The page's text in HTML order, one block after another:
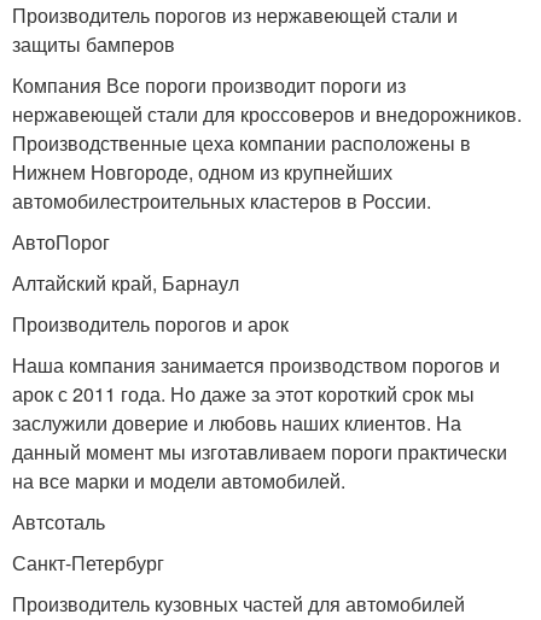
Производитель порогов из нержавеющей стали и
защиты бамперов
Компания Все пороги производит пороги из
нержавеющей стали для кроссоверов и внедорожников.
Производственные цеха компании расположены в
Нижнем Новгороде, одном из крупнейших
автомобилестроительных кластеров в России.
АвтоПорог
Алтайский край, Барнаул
Производитель порогов и арок
Наша компания занимается производством порогов и
арок с 2011 года. Но даже за этот короткий срок мы
заслужили доверие и любовь наших клиентов. На
данный момент мы изготавливаем пороги практически
на все марки и модели автомобилей.
Автсоталь
Санкт-Петербург
Производитель кузовных частей для автомобилей